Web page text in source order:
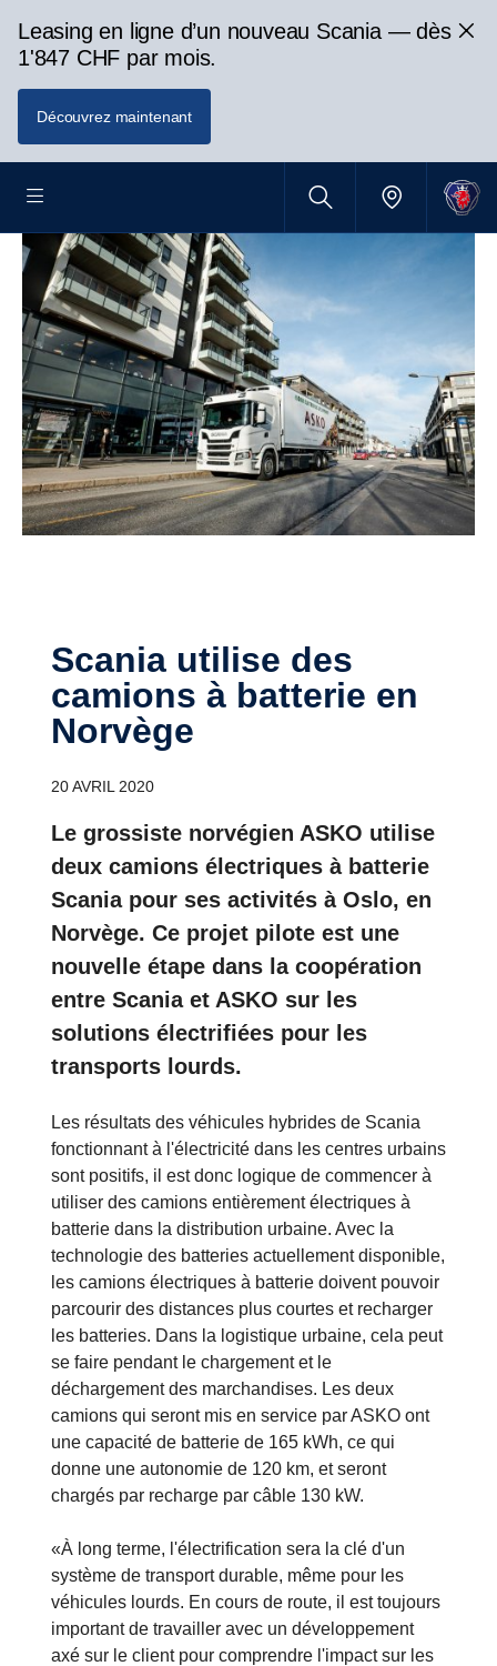
Leasing en ligne d’un nouveau Scania — dès
1'847 CHF par mois.
Découvrez maintenant
Scania utilise des
camions à batterie en
Norvège
20 AVRIL 2020
Le grossiste norvégien ASKO utilise
deux camions électriques à batterie
Scania pour ses activités à Oslo, en
Norvège. Ce projet pilote est une
nouvelle étape dans la coopération
entre Scania et ASKO sur les
solutions électrifiées pour les
transports lourds.
Les résultats des véhicules hybrides de Scania
fonctionnant à l'électricité dans les centres urbains
sont positifs, il est donc logique de commencer à
utiliser des camions entièrement électriques à
batterie dans la distribution urbaine. Avec la
technologie des batteries actuellement disponible,
les camions électriques à batterie doivent pouvoir
parcourir des distances plus courtes et recharger
les batteries. Dans la logistique urbaine, cela peut
se faire pendant le chargement et le
déchargement des marchandises. Les deux
camions qui seront mis en service par ASKO ont
une capacité de batterie de 165 kWh, ce qui
donne une autonomie de 120 km, et seront
chargés par recharge par câble 130 kW.
«À long terme, l'électrification sera la clé d'un
système de transport durable, même pour les
véhicules lourds. En cours de route, il est toujours
important de travailler avec un développement
axé sur le client pour comprendre l'impact sur les